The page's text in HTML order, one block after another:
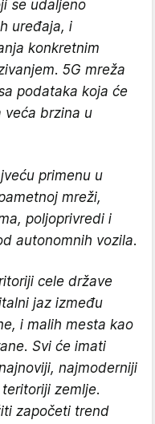
se udaljeno
uređaja, i
konkretnim
5G mreža
podataka koja će
veća brzina u
primenu u
mreži,
poljoprivredi i
autonomnih vozila.
cele države
jaz između
i malih mesta kao
Svi će imati
najmoderniji
zemlje.
započeti trend